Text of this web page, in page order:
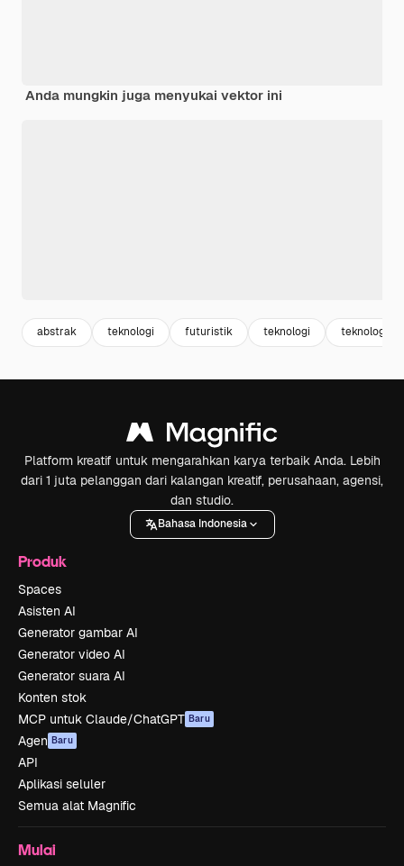
Anda mungkin juga menyukai vektor ini
abstrak teknologi futuristik teknologi teknologi
Platform kreatif untuk mengarahkan karya terbaik Anda. Lebih
dari 1 juta pelanggan dari kalangan kreatif, perusahaan, agensi,
dan studio.
Bahasa Indonesia
Produk
Spaces
Asisten AI
Generator gambar AI
Generator video AI
Generator suara AI
Konten stok
MCP untuk Claude/ChatGPT Baru
Agen Baru
API
Aplikasi seluler
Semua alat Magnific
Mulai